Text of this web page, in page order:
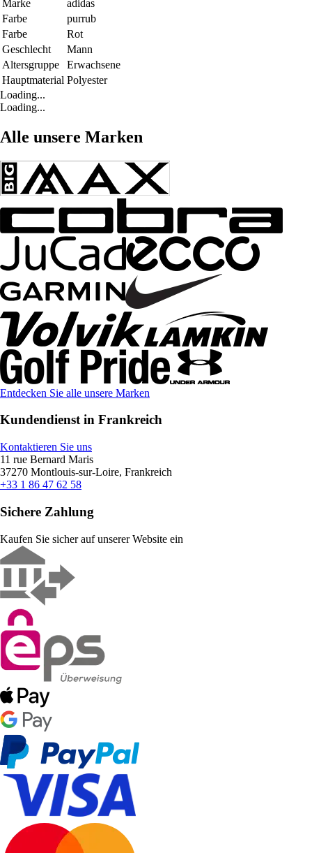
Marke
adidas
Farbe
purrub
Farbe
Rot
Geschlecht
Mann
Altersgruppe
Erwachsene
Hauptmaterial Polyester
Loading...
Loading...
Alle unsere Marken
Entdecken Sie alle unsere Marken
Kundendienst in Frankreich
Kontaktieren Sie uns
11 rue Bernard Maris
37270 Montlouis-sur-Loire, Frankreich
+33 1 86 47 62 58
Sichere Zahlung
Kaufen Sie sicher auf unserer Website ein